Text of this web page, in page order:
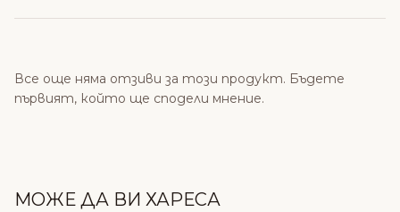
Все още няма отзиви за този продукт. Бъдете
първият, който ще сподели мнение.
МОЖЕ ДА ВИ ХАРЕСА